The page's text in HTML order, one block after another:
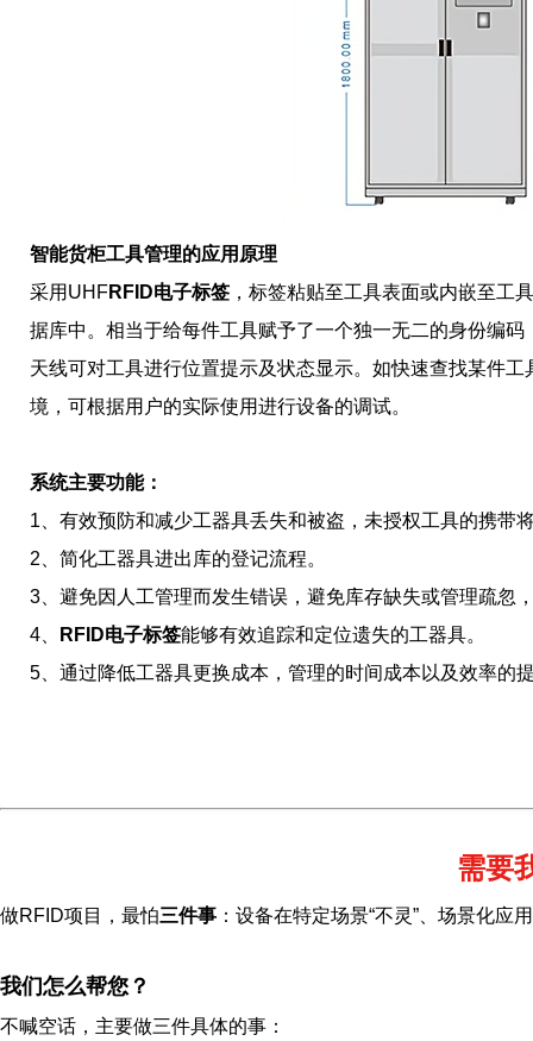
智能货柜工具管理的应用原理
采用UHFRFID电子标签 ，标签粘贴至工具表面或内嵌至工
据库中。相当于给每件工具赋予了一个独一无二的身份编
天线可对工具进行位置提示及状态显示。如快速查找某件
境，可根据用户的实际使用进行设备的调试。
系统主要功能：
1、有效预防和减少工器具丢失和被盗，未授权工具的携带
2、简化工器具进出库的登记流程。
3、避免因人工管理而发生错误，避免库存缺失或管理疏忽
4、
RFID电子标签能够有效追踪和定位遗失的工器具。
5、通过降低工器具更换成本，管理的时间成本以及效率的
需要
做RFID项目，最怕三件事 ：设备在特定场景“不灵”、场景化
我们怎么帮您？
不喊空话，主要做三件具体的事：